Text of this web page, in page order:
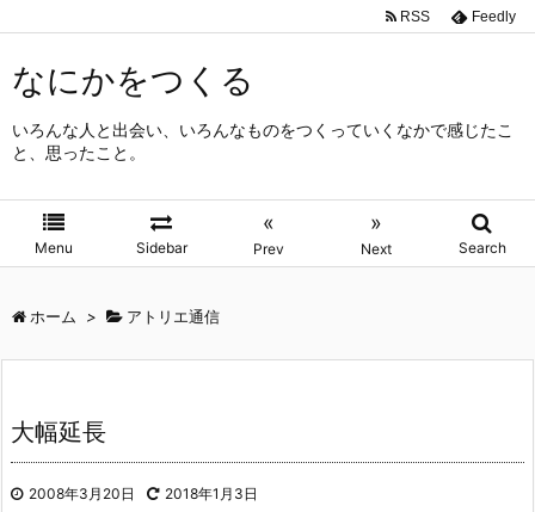
なにかをつくる
いろんな人と出会い、いろんなものをつくっていくなかで感じたこ
と、思ったこと。
Menu Sidebar
«
Prev
»
Next Search
RSS Feedly
ホーム > アトリエ通信
大幅延長
2008年3月20日 2018年1月3日